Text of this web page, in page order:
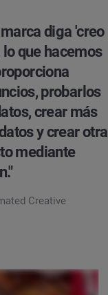
diga 'creo
que hacemos
probarlos
crear más
y crear otra
mediante
Creative